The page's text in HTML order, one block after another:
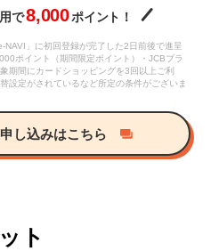
で8,000ポイント！
」に初回登録が完了した2日前後で進呈
ポイント（期間限定ポイント）・JCBブラ
期間にカードショッピングを3回以上ご利
設定がされているなど所定の条件がございま
し込みはこちら
ト